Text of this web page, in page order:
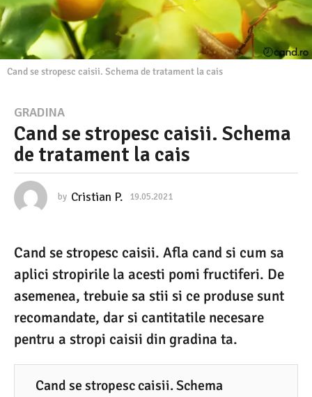
Cand se stropesc caisii. Schema de tratament la cais
1
9
.
5
0
2
1
1
9
.
GRADINA
Cand se stropesc caisii. Schema
de tratament la cais
by Cristian P. 19.05.2021
5
2
2
1
Cand se stropesc caisii. Afla cand si cum sa
aplici stropirile la acesti pomi fructiferi. De
asemenea, trebuie sa stii si ce produse sunt
recomandate, dar si cantitatile necesare
pentru a stropi caisii din gradina ta.
Cand se stropesc caisii. Schema